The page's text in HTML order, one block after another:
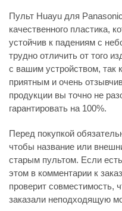
Пульт Huayu для
качественного пластика,
устойчив к падениям с
трудно отличить от того
с вашим устройством, так
приятным и очень
продукции вы точно не
гарантировать на 100%.
Перед покупкой
чтобы название или
старым пультом. Если
этом в комментарии к
проверит совместимость,
заказали неподходящую